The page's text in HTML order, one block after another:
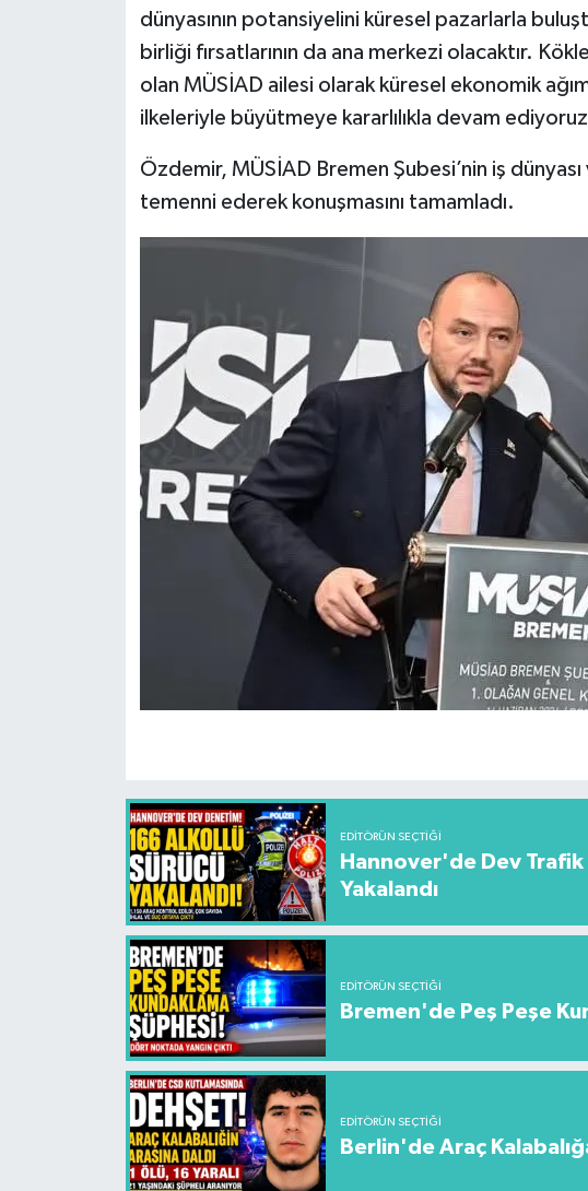
dünyasının potansiyelini küresel pazarlarla
birliği fırsatlarının da ana merkezi olacaktır.
olan MÜSİAD ailesi olarak küresel ekonomik
ilkeleriyle büyütmeye kararlılıkla devam
Özdemir, MÜSİAD Bremen Şubesi’nin iş dünyası
temenni ederek konuşmasını tamamladı.
EDITÖRÜN SEÇTIĞI
Hannover'de Dev
Yakalandı
EDITÖRÜN SEÇTIĞI
Bremen'de Peş Peşe
EDITÖRÜN SEÇTIĞI
Berlin'de Araç